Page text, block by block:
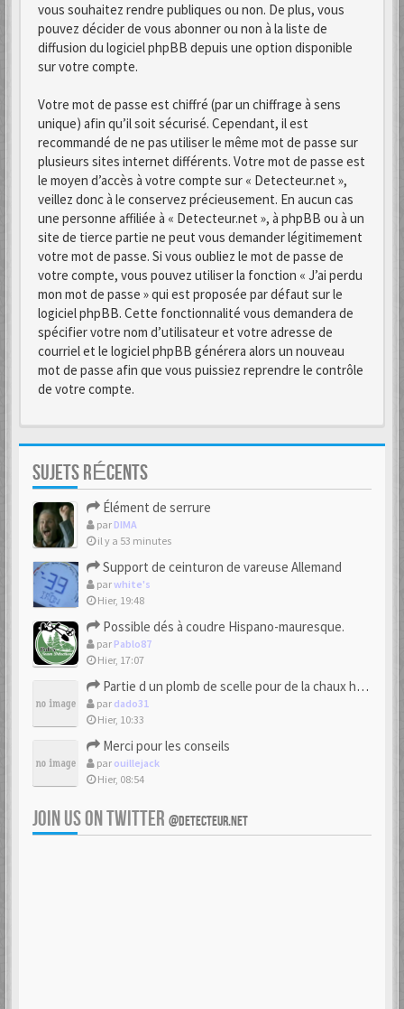
vous souhaitez rendre publiques ou non. De plus, vous
pouvez décider de vous abonner ou non à la liste de
diffusion du logiciel phpBB depuis une option disponible
sur votre compte.
Votre mot de passe est chiffré (par un chiffrage à sens
unique) afin qu’il soit sécurisé. Cependant, il est
recommandé de ne pas utiliser le même mot de passe sur
plusieurs sites internet différents. Votre mot de passe est
le moyen d’accès à votre compte sur « Detecteur.net »,
veillez donc à le conservez précieusement. En aucun cas
une personne affiliée à « Detecteur.net », à phpBB ou à un
site de tierce partie ne peut vous demander légitimement
votre mot de passe. Si vous oubliez le mot de passe de
votre compte, vous pouvez utiliser la fonction « J’ai perdu
mon mot de passe » qui est proposée par défaut sur le
logiciel phpBB. Cette fonctionnalité vous demandera de
spécifier votre nom d’utilisateur et votre adresse de
courriel et le logiciel phpBB générera alors un nouveau
mot de passe afin que vous puissiez reprendre le contrôle
de votre compte.
SUJETS RÉCENTS
Élément de serrure
par DIMA
il y a 53 minutes
Support de ceinturon de vareuse Allemand
parwhite's
Hier, 19:48
Possible dés à coudre Hispano-mauresque.
par Pablo87
Hier, 17:07
Partie d un plomb de scelle pour de la chaux hydraulique
par dado31
Hier, 10:33
Merci pour les conseils
par ouillejack
Hier, 08:54
JOIN US ON TWITTER @DETECTEUR.NET